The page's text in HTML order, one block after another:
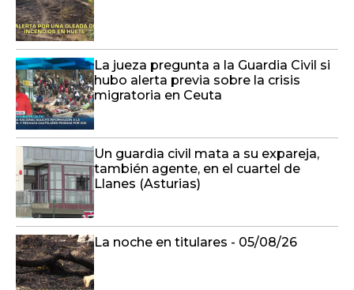
La jueza pregunta a la Guardia Civil si
hubo alerta previa sobre la crisis
migratoria en Ceuta
Un guardia civil mata a su expareja,
también agente, en el cuartel de
Llanes (Asturias)
La noche en titulares - 05/08/26